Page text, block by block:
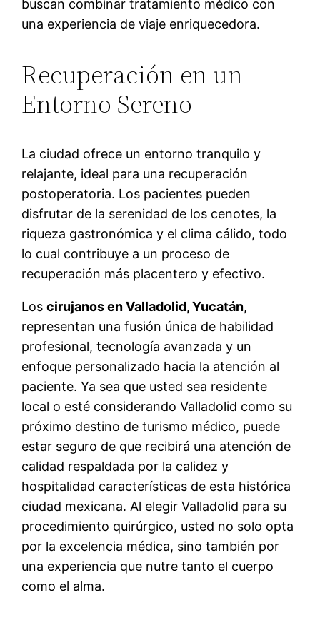
buscan combinar tratamiento médico con
una experiencia de viaje enriquecedora.
Recuperación en un
Entorno Sereno
La ciudad ofrece un entorno tranquilo y
relajante, ideal para una recuperación
postoperatoria. Los pacientes pueden
disfrutar de la serenidad de los cenotes, la
riqueza gastronómica y el clima cálido, todo
lo cual contribuye a un proceso de
recuperación más placentero y efectivo.
Loscirujanos en Valladolid, Yucatán,
representan una fusión única de habilidad
profesional, tecnología avanzada y un
enfoque personalizado hacia la atención al
paciente. Ya sea que usted sea residente
local o esté considerando Valladolid como su
próximo destino de turismo médico, puede
estar seguro de que recibirá una atención de
calidad respaldada por la calidez y
hospitalidad características de esta histórica
ciudad mexicana. Al elegir Valladolid para su
procedimiento quirúrgico, usted no solo opta
por la excelencia médica, sino también por
una experiencia que nutre tanto el cuerpo
como el alma.